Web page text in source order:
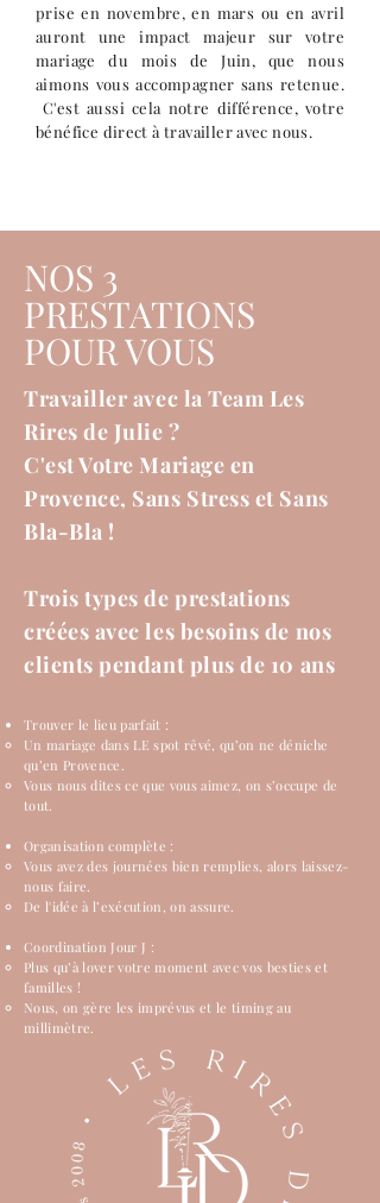
prise en novembre, en mars ou en avril
auront une impact majeur sur votre
mariage du mois de Juin, que nous
aimons vous accompagner sans retenue.
C'est aussi cela notre différence, votre
bénéfice direct à travailler avec nous.
NOS 3
PRESTATIONS
POUR VOUS
Travailler avec la Team Les
Rires de Julie ?
C'est Votre Mariage en
Provence, Sans Stress et Sans
Bla-Bla !
Trois types de prestations
créées avec les besoins de nos
clients pendant plus de 10 ans
Trouver le lieu parfait :
Un mariage dans LE spot rêvé, qu’on ne déniche
qu’en Provence.
Vous nous dites ce que vous aimez, on s’occupe de
tout.
Organisation complète :
Vous avez des journées bien remplies, alors laissez-
nous faire.
De l'idée à l’exécution, on assure.
Coordination Jour J :
Plus qu’à lover votre moment avec vos besties et
familles !
Nous, on gère les imprévus et le timing au
millimètre.